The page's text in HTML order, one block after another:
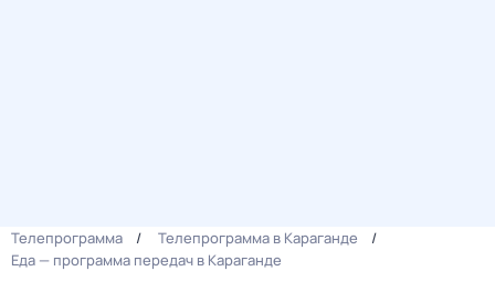
Телепрограмма
Телепрограмма в Караганде
Еда — программа передач в Караганде